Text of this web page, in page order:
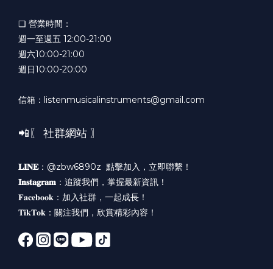
❏ 營業時間：
週一至週五 12:00-21:00
週六10:00-21:00
週日10:00-20:00
信箱：listenmusicalinstruments@gmail.com
📲〖 社群網站 〗
𝐋𝐈𝐍𝐄：@zbw6890z 點擊加入，立即聯繫！
𝐈𝐧𝐬𝐭𝐚𝐠𝐫𝐚𝐦 ： 追蹤我們，掌握最新資訊！
𝐅𝐚𝐜𝐞𝐛𝐨𝐨𝐤： 加入社群，一起成長！
𝐓𝐢𝐤𝐓𝐨𝐤： 關注我們，欣賞精彩內容！